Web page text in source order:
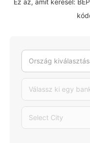
Ez az, amit keresel:
Ország
Válassz ki egy
Select City